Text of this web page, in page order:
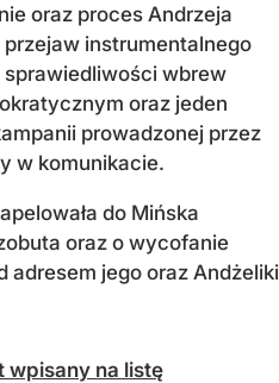
oraz proces Andrzeja
instrumentalnego
wbrew
oraz jeden
prowadzonej przez
w komunikacie.
do Mińska
oraz o wycofanie
adresem jego oraz Andżeliki
wpisany na listę